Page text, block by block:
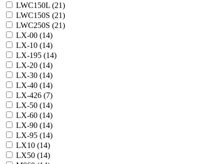
LWC150L (21)
LWC150S (21)
LWC250S (21)
LX-00 (14)
LX-10 (14)
LX-195 (14)
LX-20 (14)
LX-30 (14)
LX-40 (14)
LX-426 (7)
LX-50 (14)
LX-60 (14)
LX-90 (14)
LX-95 (14)
LX10 (14)
LX50 (14)